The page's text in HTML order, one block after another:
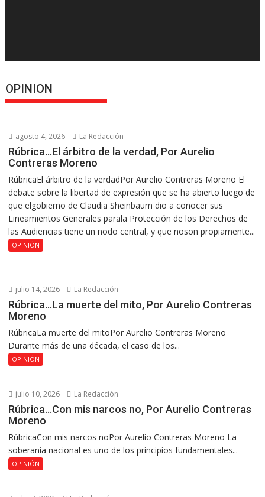
OPINION
agosto 4, 2026 La Redacción
Rúbrica…El árbitro de la verdad, Por Aurelio
Contreras Moreno
RúbricaEl árbitro de la verdadPor Aurelio Contreras Moreno El
debate sobre la libertad de expresión que se ha abierto luego de
que elgobierno de Claudia Sheinbaum dio a conocer sus
Lineamientos Generales parala Protección de los Derechos de
las Audiencias tiene un nodo central, y que noson propiamente...
OPINIÓN
julio 14, 2026 La Redacción
Rúbrica…La muerte del mito, Por Aurelio Contreras
Moreno
RúbricaLa muerte del mitoPor Aurelio Contreras Moreno
Durante más de una década, el caso de los...
OPINIÓN
julio 10, 2026 La Redacción
Rúbrica…Con mis narcos no, Por Aurelio Contreras
Moreno
RúbricaCon mis narcos noPor Aurelio Contreras Moreno La
soberanía nacional es uno de los principios fundamentales...
OPINIÓN